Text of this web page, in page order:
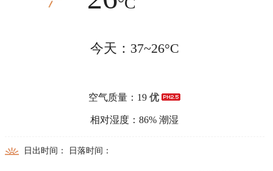
今天：37~26°C
空气质量：19优
相对湿度：86% 潮湿
日出时间： 日落时间：